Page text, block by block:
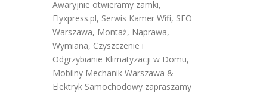
Awaryjnie otwieramy zamki,
Flyxpress.pl, Serwis Kamer Wifi, SEO
Warszawa, Montaż, Naprawa,
Wymiana, Czyszczenie i
Odgrzybianie Klimatyzacji w Domu,
Mobilny Mechanik Warszawa &
Elektryk Samochodowy zapraszamy